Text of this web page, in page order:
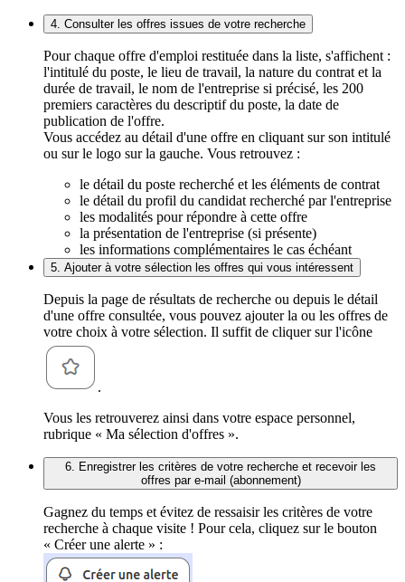
4. Consulter les offres issues de votre recherche
Pour chaque offre d'emploi restituée dans la liste, s'affichent :
l'intitulé du poste, le lieu de travail, la nature du contrat et la
durée de travail, le nom de l'entreprise si précisé, les 200
premiers caractères du descriptif du poste, la date de
publication de l'offre.
Vous accédez au détail d'une offre en cliquant sur son intitulé
ou sur le logo sur la gauche. Vous retrouvez :
le détail du poste recherché et les éléments de contrat
le détail du profil du candidat recherché par l'entreprise
les modalités pour répondre à cette offre
la présentation de l'entreprise (si présente)
les informations complémentaires le cas échéant
5. Ajouter à votre sélection les offres qui vous intéressent
Depuis la page de résultats de recherche ou depuis le détail
d'une offre consultée, vous pouvez ajouter la ou les offres de
votre choix à votre sélection. Il suffit de cliquer sur l'icône
.
Vous les retrouverez ainsi dans votre espace personnel,
rubrique « Ma sélection d'offres ».
6. Enregistrer les critères de votre recherche et recevoir les
offres par e-mail (abonnement)
Gagnez du temps et évitez de ressaisir les critères de votre
recherche à chaque visite ! Pour cela, cliquez sur le bouton
« Créer une alerte » :